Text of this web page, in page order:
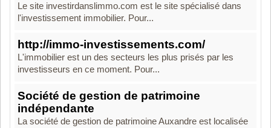
Le site investirdanslimmo.com est le site spécialisé dans
l'investissement immobilier. Pour...
http://immo-investissements.com/
L'immobilier est un des secteurs les plus prisés par les
investisseurs en ce moment. Pour...
Société de gestion de patrimoine
indépendante
La société de gestion de patrimoine Auxandre est localisée